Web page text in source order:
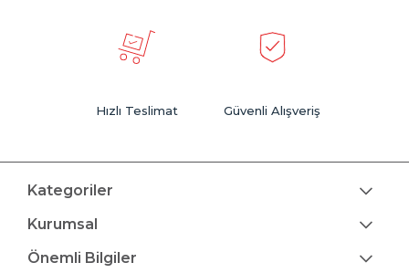
Hızlı Teslimat Güvenli Alışveriş
Kategoriler
Kurumsal
Önemli Bilgiler